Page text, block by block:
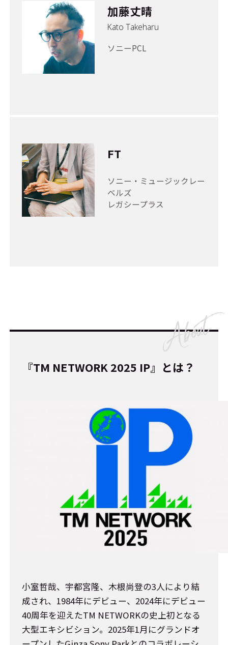
加藤丈晴
Kato Takeharu
ソニーPCL
FT
ソニー・ミュージックレー
ベルズ
レガシープラス
『TM NETWORK 2025 IP』とは？
小室哲哉、宇都宮隆、木根尚登の3人により結
成され、1984年にデビュー、2024年にデビュー
40周年を迎えたTM NETWORKの史上初となる
大型エキシビション。2025年1月にグランドオ